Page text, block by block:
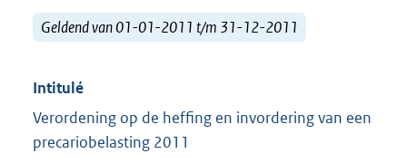
Geldend van 01-01-2011 t/m 31-12-2011
Intitulé
Verordening op de heffing en invordering van een
precariobelasting 2011